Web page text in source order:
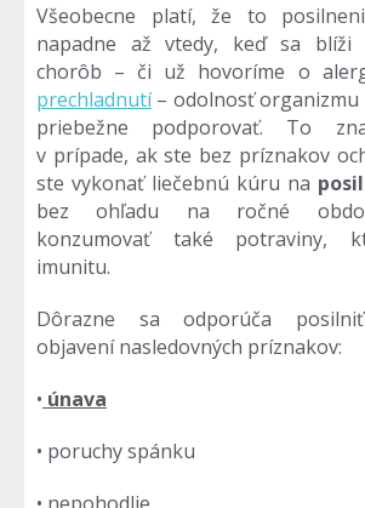
Všeobecne platí, že to
napadne až vtedy, keď sa blíži
chorôb – či už hovoríme o
prechladnutí– odolnosť organizmu
priebežne podporovať. To
v prípade, ak ste bez príznakov
ste vykonať liečebnú kúru na
bez ohľadu na ročné
konzumovať také potraviny,
imunitu.
Dôrazne sa odporúča
objavení nasledovných príznakov:
• únava
• poruchy spánku